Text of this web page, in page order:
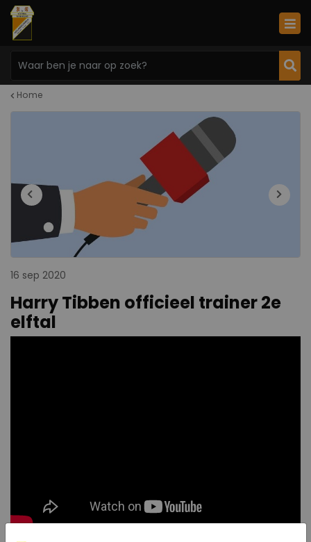
Home
16 sep 2020
Harry Tibben officieel trainer 2e
elftal